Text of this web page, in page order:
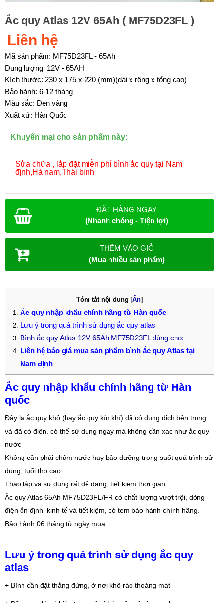
Ắc quy Atlas 12V 65Ah ( MF75D23FL )
Liên hệ
Mã sản phẩm: MF75D23FL - 65Ah
Dung lượng: 12V - 65AH
Kích thước: 230 x 175 x 220 (mm)(dài x rộng x tổng cao)
Bảo hành: 6-12 tháng
Màu sắc: Đen vàng
Xuất xứ: Hàn Quốc
Khuyến mại cho sản phẩm này:
Sửa chữa , lắp đặt miễn phí bình ắc quy tại Nam
định,Hà nam,Thái bình
ĐẶT HÀNG NGAY
(Nhanh chóng - Tiện lợi)
THÊM VÀO GIỎ
(Mua nhiều sản phẩm)
Tóm tắt nội dung [Ẩn]
Ắc quy nhập khẩu chính hãng từ Hàn quốc
Lưu ý trong quá trình sử dụng ắc quy atlas
Bình ắc quy Atlas 12V 65Ah MF75D23FL dùng cho:
Liên hệ báo giá mua sản phẩm bình ắc quy Atlas tại
Nam định
Ắc quy nhập khẩu chính hãng từ Hàn
quốc
Đây là ắc quy khô (hay ắc quy kín khí) đã có dung dịch bên trong
và đã có điện, có thể sử dụng ngay mà không cần xạc như ắc quy
nước
Không cần phải châm nước hay bảo dưỡng trong suốt quá trình sử
dụng, tuổi thọ cao
Tháo lắp và sử dụng rất dễ dàng, tiết kiệm thời gian
Ắc quy Atlas 65Ah MF75D23FL/FR có chất lượng vượt trội, dòng
điện ổn định, kinh tế và tiết kiệm, có tem bảo hành chính hãng.
Bảo hành 06 tháng từ ngày mua
Lưu ý trong quá trình sử dụng ắc quy
atlas
+ Bình cần đặt thẳng đứng, ở nơi khô ráo thoáng mát